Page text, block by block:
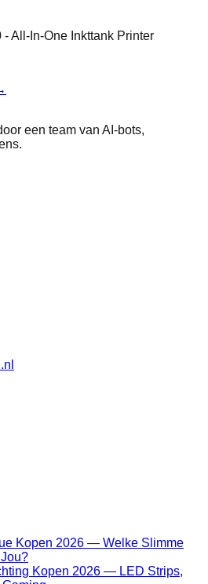
All-In-One Inkttank Printer
een team van AI-bots,
Kopen 2026 — Welke Slimme
Kopen 2026 — LED Strips,